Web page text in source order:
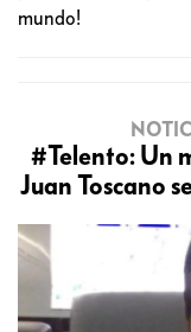
mundo!
#Telento: Un
Juan Toscano